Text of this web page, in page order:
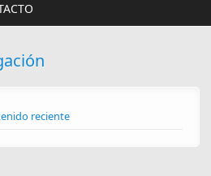
reciente